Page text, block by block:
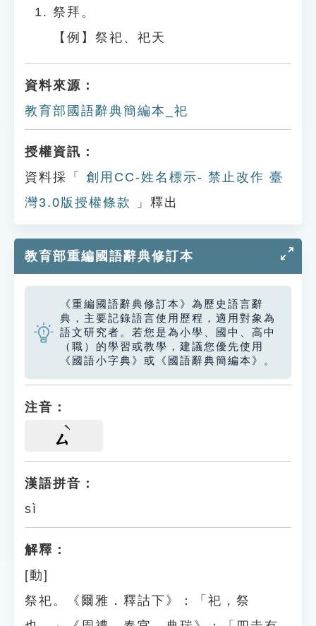
祭拜。
【例】祭祀、祀天
資料來源：
教育部國語辭典簡編本_祀
授權資訊：
資料採「
創用CC-姓名標示- 禁止改作 臺
灣3.0版授權條款
」釋出
教育部重編國語辭典修訂本
《重編國語辭典修訂本》為歷史語言辭
典，主要記錄語言使用歷程，適用對象為
語文研究者。若您是為小學、國中、高中
（職）的學習或教學，建議您優先使用
《國語小字典》或《國語辭典簡編本》。
注音：
ㄙ
漢語拼音：
sì
解釋：
[動]
祭祀。《爾雅．釋詁下》：「祀，祭